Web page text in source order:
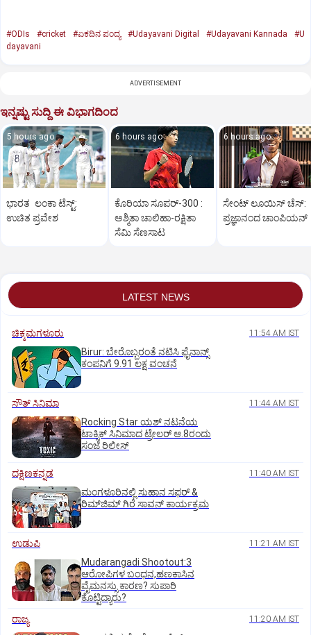
#ODIs #cricket #ಏಕದಿನ ಪಂದ್ಯ #Udayavani Digital #Udayavani Kannada
#U
dayavani
ADVERTISEMENT
ಇನ್ನಷ್ಟು ಸುದ್ದಿ ಈ ವಿಭಾಗದಿಂದ
5 hours ago
ಭಾರತ ಲಂಕಾ ಟೆಸ್ಟ್:
ಉಚಿತ ಪ್ರವೇಶ
6 hours ago
ಕೊರಿಯಾ ಸೂಪರ್‌-300 :
ಅಶ್ಮಿತಾ ಚಾಲಿಹಾ-ರಕ್ಷಿತಾ
ಸೆಮಿ ಸೆಣಸಾಟ
6 hours ago
ಸೇಂಟ್‌ ಲೂಯಿಸ್‌ ಚೆಸ್‌:
ಪ್ರಜ್ಞಾನಂದ ಚಾಂಪಿಯನ್‌
LATEST NEWS
ಚಿಕ್ಕಮಗಳೂರು 11:54 AM IST
Birur: ಬೇರೊಬ್ಬರಂತೆ ನಟಿಸಿ ಫೈನಾನ್ಸ್
ಕಂಪನಿಗೆ 9.91 ಲಕ್ಷ ವಂಚನೆ
ಸೌತ್‌ ಸಿನಿಮಾ 11:44 AM IST
Rocking Star ಯಶ್‌ ನಟನೆಯ
ಟಾಕ್ಸಿಕ್‌ ಸಿನಿಮಾದ ಟ್ರೇಲರ್‌ ಆ.8ರಂದು
ಸಂಜೆ ರಿಲೀಸ್
ದಕ್ಷಿಣಕನ್ನಡ 11:40 AM IST
ಮಂಗಳೂರಿನಲ್ಲಿ ಸುಹಾನ ಸಫರ್ &
ರಿಮ್‌ಜಿಮ್ ಗಿರೆ ಸಾವನ್ ಕಾರ್ಯಕ್ರಮ
ಉಡುಪಿ 11:21 AM IST
Mudarangadi Shootout:‌3
ಆರೋಪಿಗಳ ಬಂಧನ,ಹಣಕಾಸಿನ
ವೈಮನಸ್ಸು ಕಾರಣ? ಸುಪಾರಿ
ಕೊಟ್ಟಿದ್ಯಾರು?
ರಾಜ್ಯ
11:20 AM IST